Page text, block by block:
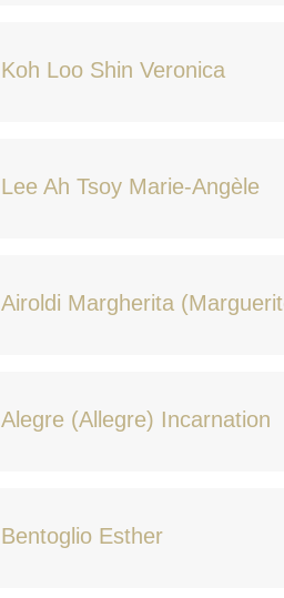
Koh Loo Shin Veronica
Lee Ah Tsoy Marie-Angèle
Airoldi Margherita
Alegre (Allegre) Incarnation
Bentoglio Esther